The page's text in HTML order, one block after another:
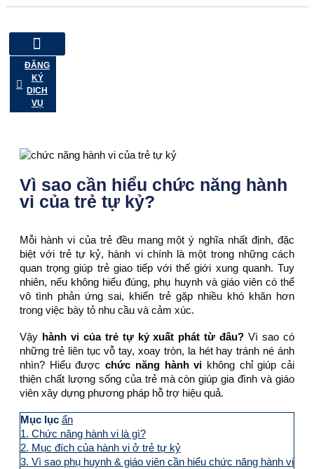
ĐĂNG
KÝ
DỊCH
VỤ
Vì sao cần hiểu chức năng hành
vi của trẻ tự kỷ?
Mỗi hành vi của trẻ đều mang một ý nghĩa nhất định, đặc
biệt với trẻ tự kỷ, hành vi chính là một trong những cách
quan trọng giúp trẻ giao tiếp với thế giới xung quanh. Tuy
nhiên, nếu không hiểu đúng, phụ huynh và giáo viên có thể
vô tình phản ứng sai, khiến trẻ gặp nhiều khó khăn hơn
trong việc bày tỏ nhu cầu và cảm xúc.
Vậy hành vi của trẻ tự kỷ xuất phát từ đâu? Vì sao có
những trẻ liên tục vỗ tay, xoay tròn, la hét hay tránh né ánh
nhìn? Hiểu đượcchức năng hành vi không chỉ giúp cải
thiện chất lượng sống của trẻ mà còn giúp gia đình và giáo
viên xây dựng phương pháp hỗ trợ hiệu quả.
Mục lục ẩn
1. Chức năng hành vi là gì?
2. Mục đích của hành vi ở trẻ tự kỷ
3. Vì sao phụ huynh & giáo viên cần hiểu chức năng hành vi